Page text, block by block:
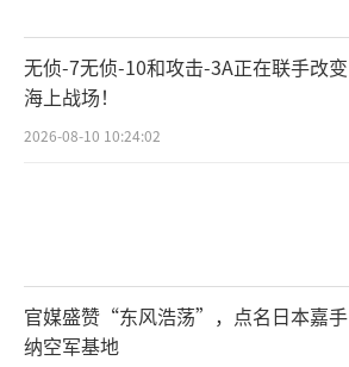
无侦-7无侦-10和攻击-3A正在联手改变
海上战场！
2026-08-10 10:24:02
官媒盛赞“东风浩荡”，点名日本嘉手
纳空军基地